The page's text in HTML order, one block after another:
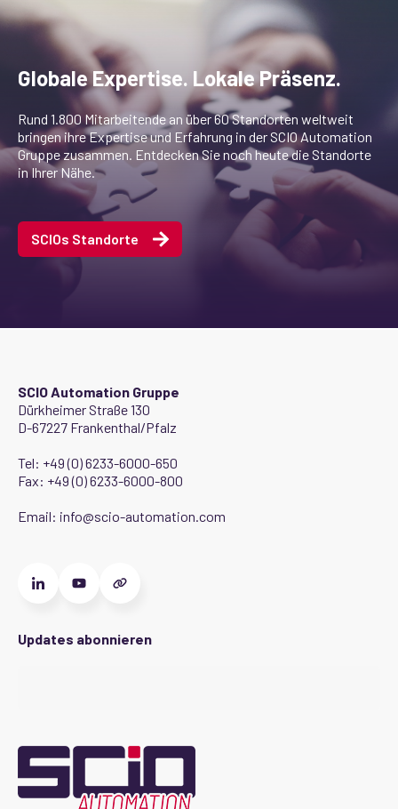
Globale Expertise. Lokale Präsenz.
Rund 1.800 Mitarbeitende an über 60 Standorten weltweit
bringen ihre Expertise und Erfahrung in der SCIO Automation
Gruppe zusammen. Entdecken Sie noch heute die Standorte
in Ihrer Nähe.
SCIOs Standorte
SCIO Automation Gruppe
Dürkheimer Straße 130
D-67227 Frankenthal/Pfalz
Tel: +49 (0) 6233-6000-650
Fax: +49 (0) 6233-6000-800
Email: info@scio-automation.com
Updates abonnieren